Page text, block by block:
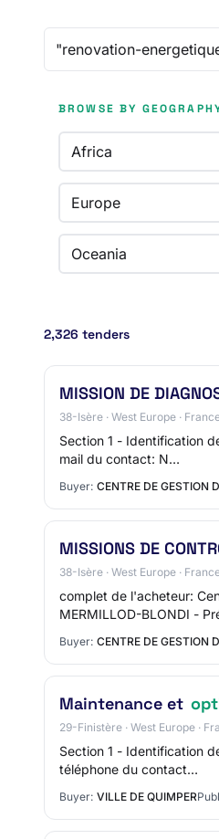
BROWSE BY
Africa
Europe
Oceania
2,326 tenders
MISSION DE
38-Isère · West Europe ·
Section 1 - Identification
mail du contact: N…
Buyer: CENTRE DE GESTION
MISSIONS DE
38-Isère · West Europe ·
complet de l'acheteur:
MERMILLOD-BLONDI -
Buyer: CENTRE DE GESTION
Maintenance et
29-Finistère · West Europe ·
Section 1 - Identification
téléphone du contact…
Buyer: VILLE DE QUIMPER